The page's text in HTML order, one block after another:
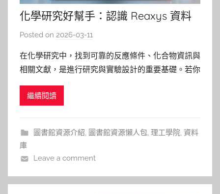
化學研究好幫手：認識 Reaxys 資料
庫與 AI 強化新功能
Posted on 2026-03-11
p
i
在化學研究中，找到可靠的反應條件、化合物資訊與
相關文獻，是進行研究與實驗設計的重要基礎。若你
需要查詢化學物質性質、反應路徑或相關文獻，
Reaxys 是一個非常值得使用的專業資料庫。 本文將
繼續閱讀
圖書館資源介紹, 圖書館資源懶人包, 理工學院, 資料
庫
Leave a comment